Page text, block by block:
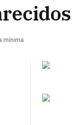
mínima